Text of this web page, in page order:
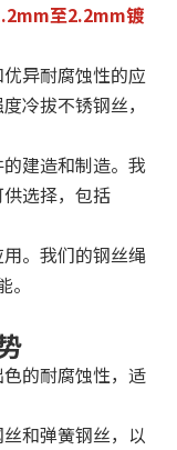
至2.2mm镀
异耐腐蚀性的应
冷拔不锈钢丝，
建造和制造。我
选择，包括
。我们的钢丝绳
的耐腐蚀性，适
和弹簧钢丝，以